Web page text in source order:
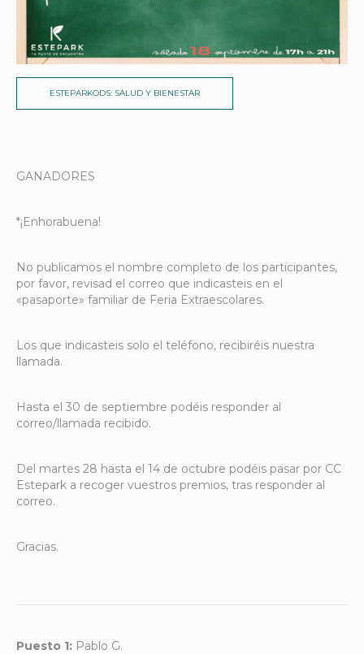
ESTEPARKODS: SALUD Y BIENESTAR
GANADORES
*¡Enhorabuena!
No publicamos el nombre completo de los participantes,
por favor, revisad el correo que indicasteis en el
«pasaporte» familiar de Feria Extraescolares.
Los que indicasteis solo el teléfono, recibiréis nuestra
llamada.
Hasta el 30 de septiembre podéis responder al
correo/llamada recibido.
Del martes 28 hasta el 14 de octubre podéis pasar por CC
Estepark a recoger vuestros premios, tras responder al
correo.
Gracias.
Puesto 1: Pablo G.